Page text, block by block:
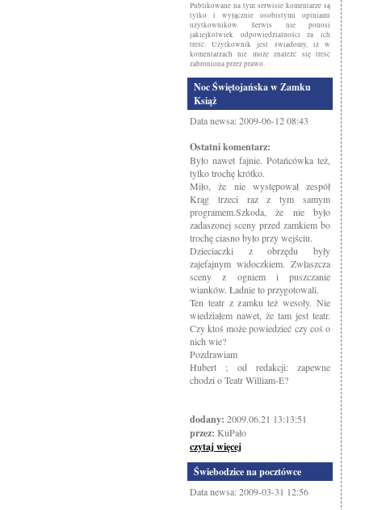
Publikowane na tym serwisie komentarze są
tylko i wyłącznie osobistymi opiniami
użytkowników. Serwis nie ponosi
jakiejkolwiek odpowiedzialności za ich
treść. Użytkownik jest świadomy, iż w
komentarzach nie może znaleźć się treść
zabroniona przez prawo.
Noc Świętojańska w Zamku
Książ
Data newsa: 2009-06-12 08:43
Ostatni komentarz:
Było nawet fajnie. Potańcówka też,
tylko trochę krótko.
Miło, że nie występował zespół
Krąg trzeci raz z tym samym
programem.Szkoda, że nie było
zadaszonej sceny przed zamkiem bo
trochę ciasno było przy wejściu.
Dzieciaczki z obrzędu były
zajefajnym widoczkiem. Zwłaszcza
sceny z ogniem i puszczanie
wianków. Ładnie to przygotowali.
Ten teatr z zamku też wesoły. Nie
wiedziałem nawet, że tam jest teatr.
Czy ktoś może powiedzieć czy coś o
nich wie?
Pozdrawiam
Hubert ; od redakcji: zapewne
chodzi o Teatr William-E?
dodany: 2009.06.21 13:13:51
przez: KuPało
czytaj więcej
Świebodzice na pocztówce
Data newsa: 2009-03-31 12:56